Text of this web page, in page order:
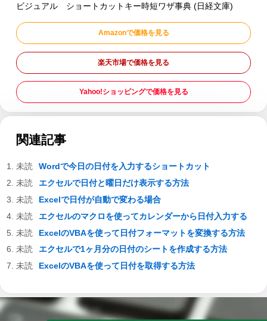
ビジュアル ショートカットキー時短ワザ事典 (日経文庫)
Amazonで価格を見る
楽天市場で価格を見る
Yahoo!ショッピングで価格を見る
関連記事
Wordで今日の日付を入力するショートカット
エクセルで日付と曜日だけ表示する方法
Excelで日付が自動で変わる場合
エクセルのマクロを使ってカレンダーから日付入力する
ExcelのVBAを使って日付フォーマットを変換する方法
エクセルで1ヶ月分の日付のシートを作成する方法
ExcelのVBAを使って日付を取得する方法